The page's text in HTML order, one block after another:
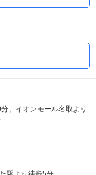
、イオンモール名取より